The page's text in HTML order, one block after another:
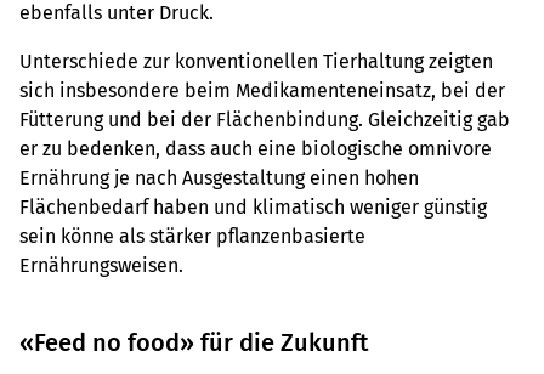
ebenfalls unter Druck.
Unterschiede zur konventionellen Tierhaltung zeigten
sich insbesondere beim Medikamenteneinsatz, bei der
Fütterung und bei der Flächenbindung. Gleichzeitig gab
er zu bedenken, dass auch eine biologische omnivore
Ernährung je nach Ausgestaltung einen hohen
Flächenbedarf haben und klimatisch weniger günstig
sein könne als stärker pflanzenbasierte
Ernährungsweisen.
«Feed no food» für die Zukunft